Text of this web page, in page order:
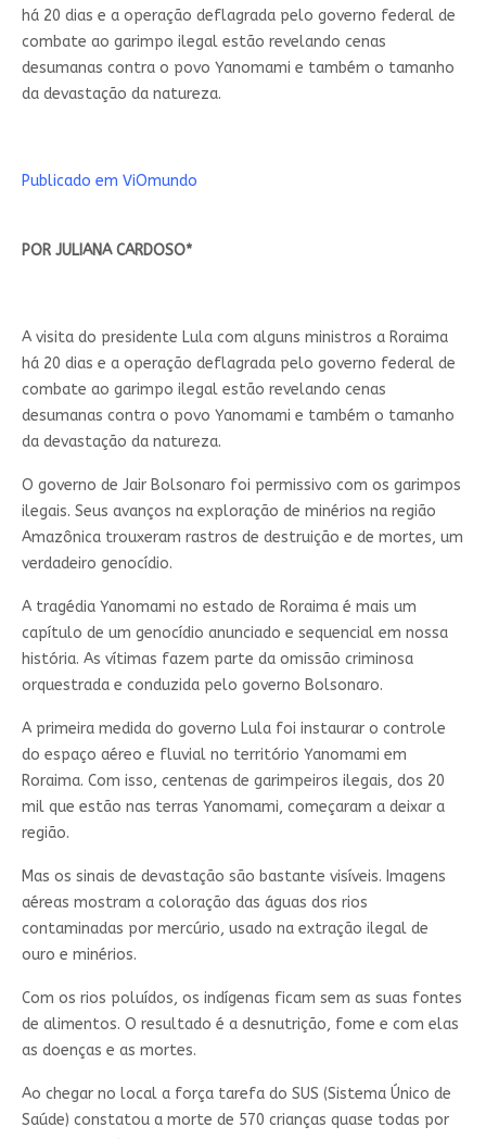
há 20 dias e a operação deflagrada pelo governo federal de
combate ao garimpo ilegal estão revelando cenas
desumanas contra o povo Yanomami e também o tamanho
da devastação da natureza.
Publicado em ViOmundo
POR JULIANA CARDOSO*
A visita do presidente Lula com alguns ministros a Roraima
há 20 dias e a operação deflagrada pelo governo federal de
combate ao garimpo ilegal estão revelando cenas
desumanas contra o povo Yanomami e também o tamanho
da devastação da natureza.
O governo de Jair Bolsonaro foi permissivo com os garimpos
ilegais. Seus avanços na exploração de minérios na região
Amazônica trouxeram rastros de destruição e de mortes, um
verdadeiro genocídio.
A tragédia Yanomami no estado de Roraima é mais um
capítulo de um genocídio anunciado e sequencial em nossa
história. As vítimas fazem parte da omissão criminosa
orquestrada e conduzida pelo governo Bolsonaro.
A primeira medida do governo Lula foi instaurar o controle
do espaço aéreo e fluvial no território Yanomami em
Roraima. Com isso, centenas de garimpeiros ilegais, dos 20
mil que estão nas terras Yanomami, começaram a deixar a
região.
Mas os sinais de devastação são bastante visíveis. Imagens
aéreas mostram a coloração das águas dos rios
contaminadas por mercúrio, usado na extração ilegal de
ouro e minérios.
Com os rios poluídos, os indígenas ficam sem as suas fontes
de alimentos. O resultado é a desnutrição, fome e com elas
as doenças e as mortes.
Ao chegar no local a força tarefa do SUS (Sistema Único de
Saúde) constatou a morte de 570 crianças quase todas por